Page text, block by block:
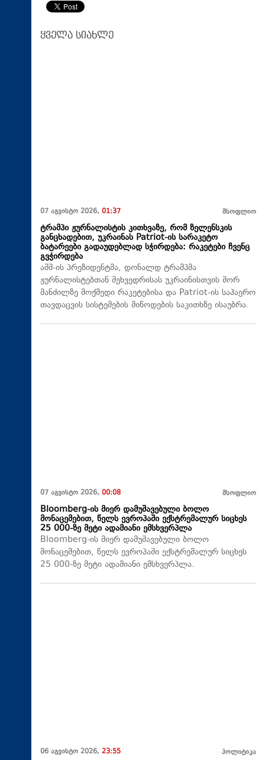
ყველა სიახლე
07 აგვისტო 2026, 01:37 მსოფლიო
ტრამპი ჟურნალისტის კითხვაზე, რომ ზელენსკის
განცხადებით, უკრაინას Patriot-ის სარაკეტო
ბატარეები გადაუდებლად სჭირდება: რაკეტები ჩვენც
გვჭირდება
აშშ-ის პრეზიდენტმა, დონალდ ტრამპმა
ჟურნალისტებთან შეხვედრისას უკრაინისთვის შორ
მანძილზე მოქმედი რაკეტებისა და Patriot-ის საჰაერო
თავდაცვის სისტემების მიწოდების საკითხზე ისაუბრა.
07 აგვისტო 2026, 00:08 მსოფლიო
Bloomberg-ის მიერ დამუშავებული ბოლო
მონაცემებით, წელს ევროპაში ექსტრემალურ სიცხეს
25 000-ზე მეტი ადამიანი ემსხვერპლა
Bloomberg-ის მიერ დამუშავებული ბოლო
მონაცემებით, წელს ევროპაში ექსტრემალურ სიცხეს
25 000-ზე მეტი ადამიანი ემსხვერპლა.
06 აგვისტო 2026, 23:55 პოლიტიკა